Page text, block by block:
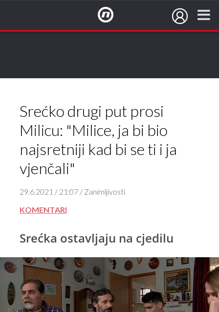
Srećko drugi put prosi
Milicu: "Milice, ja bi bio
najsretniji kad bi se ti i ja
vjenčali"
29.6.2021 / 21:07 / Zanimljivosti
KOMENTARI
Srećka ostavljaju na cjedilu